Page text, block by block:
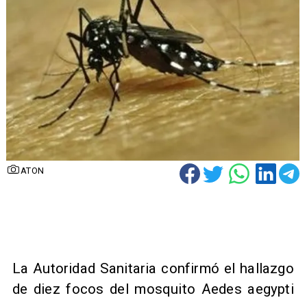
ATON
La Autoridad Sanitaria confirmó el hallazgo
de diez focos del mosquito Aedes aegypti